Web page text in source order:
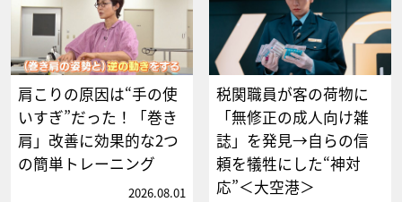
肩こりの原因は“手の使
いすぎ”だった！「巻き
肩」改善に効果的な2つ
の簡単トレーニング
2026.08.01
税関職員が客の荷物に
「無修正の成人向け雑
誌」を発見→自らの信
頼を犠牲にした“神対
応”＜大空港＞